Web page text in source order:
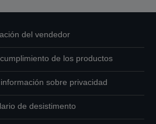
del vendedor
de los productos
sobre privacidad
de desistimento